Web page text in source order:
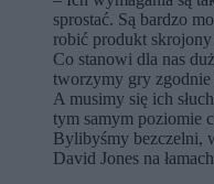
sprostać. Są bardzo
robić produkt
Co stanowi dla nas
tworzymy gry zgodnie
A musimy się ich
tym samym poziomie
Bylibyśmy bezczelni,
David Jones na